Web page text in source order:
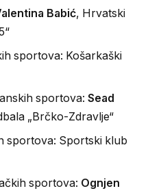
Babić, Hrvatski
sportova: Košarkaški
sportova: Sead
„Brčko-Zdravlјe“
sportova: Sportski klub
sportova: Ognjen